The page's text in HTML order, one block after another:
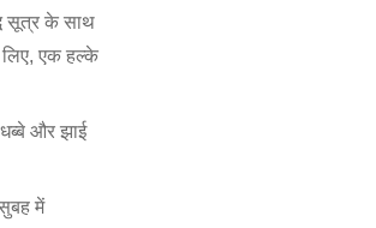
सूत्र के साथ
लिए, एक हल्के
और झाई
में